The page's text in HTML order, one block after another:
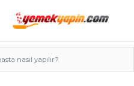
nasıl yapılır?